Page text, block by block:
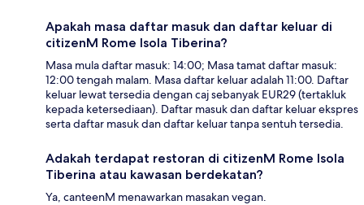
Apakah masa daftar masuk dan daftar keluar di
citizenM Rome Isola Tiberina?
Masa mula daftar masuk: 14:00; Masa tamat daftar masuk:
12:00 tengah malam. Masa daftar keluar adalah 11:00. Daftar
keluar lewat tersedia dengan caj sebanyak EUR29 (tertakluk
kepada ketersediaan). Daftar masuk dan daftar keluar ekspres
serta daftar masuk dan daftar keluar tanpa sentuh tersedia.
Adakah terdapat restoran di citizenM Rome Isola
Tiberina atau kawasan berdekatan?
Ya, canteenM menawarkan masakan vegan.